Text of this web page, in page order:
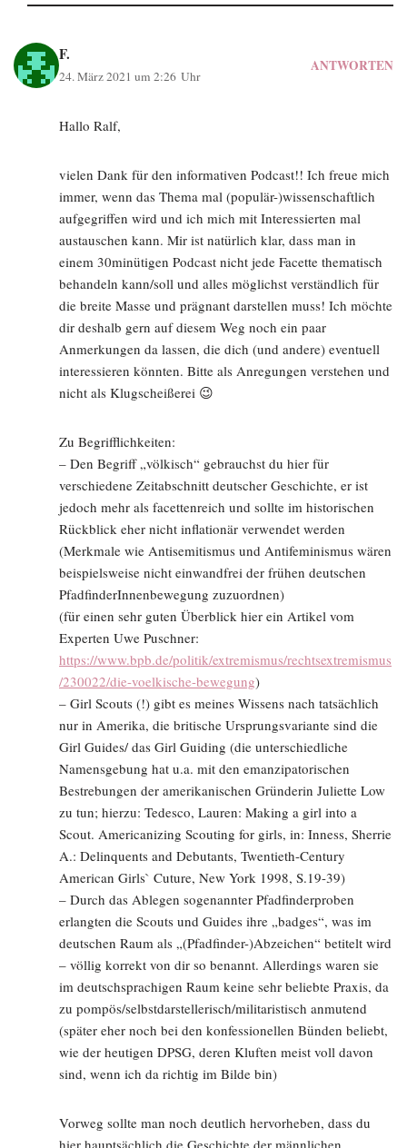
F.
24. März 2021 um 2:26 Uhr
ANTWORTEN
Hallo Ralf,
vielen Dank für den informativen Podcast!! Ich freue mich
immer, wenn das Thema mal (populär-)wissenschaftlich
aufgegriffen wird und ich mich mit Interessierten mal
austauschen kann. Mir ist natürlich klar, dass man in
einem 30minütigen Podcast nicht jede Facette thematisch
behandeln kann/soll und alles möglichst verständlich für
die breite Masse und prägnant darstellen muss! Ich möchte
dir deshalb gern auf diesem Weg noch ein paar
Anmerkungen da lassen, die dich (und andere) eventuell
interessieren könnten. Bitte als Anregungen verstehen und
nicht als Klugscheißerei 😉
Zu Begrifflichkeiten:
– Den Begriff „völkisch“ gebrauchst du hier für
verschiedene Zeitabschnitt deutscher Geschichte, er ist
jedoch mehr als facettenreich und sollte im historischen
Rückblick eher nicht inflationär verwendet werden
(Merkmale wie Antisemitismus und Antifeminismus wären
beispielsweise nicht einwandfrei der frühen deutschen
PfadfinderInnenbewegung zuzuordnen)
(für einen sehr guten Überblick hier ein Artikel vom
Experten Uwe Puschner:
https://www.bpb.de/politik/extremismus/rechtsextremismus
/230022/die-voelkische-bewegung)
– Girl Scouts (!) gibt es meines Wissens nach tatsächlich
nur in Amerika, die britische Ursprungsvariante sind die
Girl Guides/ das Girl Guiding (die unterschiedliche
Namensgebung hat u.a. mit den emanzipatorischen
Bestrebungen der amerikanischen Gründerin Juliette Low
zu tun; hierzu: Tedesco, Lauren: Making a girl into a
Scout. Americanizing Scouting for girls, in: Inness, Sherrie
A.: Delinquents and Debutants, Twentieth-Century
American Girls` Cuture, New York 1998, S.19-39)
– Durch das Ablegen sogenannter Pfadfinderproben
erlangten die Scouts und Guides ihre „badges“, was im
deutschen Raum als „(Pfadfinder-)Abzeichen“ betitelt wird
– völlig korrekt von dir so benannt. Allerdings waren sie
im deutschsprachigen Raum keine sehr beliebte Praxis, da
zu pompös/selbstdarstellerisch/militaristisch anmutend
(später eher noch bei den konfessionellen Bünden beliebt,
wie der heutigen DPSG, deren Kluften meist voll davon
sind, wenn ich da richtig im Bilde bin)
Vorweg sollte man noch deutlich hervorheben, dass du
hier hauptsächlich die Geschichte der männlichen